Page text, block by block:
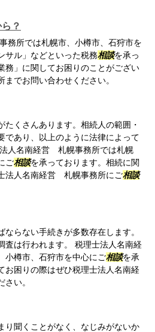
？
務所では札幌市、小樽市、石狩市を
サル」などといった税務相談を承っ
務」に関してお困りのことがござい
でお問い合わせください。
たくさんあります。相続人の範囲・
であり、以上のように法律によって
人名南経営 札幌事務所では札幌
ご相談を承っております。相続に関
法人名南経営 札幌事務所にご相談
らない手続きが多数存在します。
査は行われます。 税理士法人名南経
樽市、石狩市を中心にご相談を承
お困りの際はぜひ税理士法人名南経
さい。
り聞くことがなく、なじみがないか